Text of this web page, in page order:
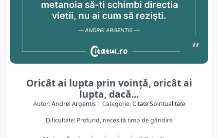
Oricât ai lupta prin voinţă, oricât ai
lupta, dacă...
Autor:Andrei Argentis| Categorie:Citate Spiritualitate
Dificultate: Profund, necesită timp de gândire